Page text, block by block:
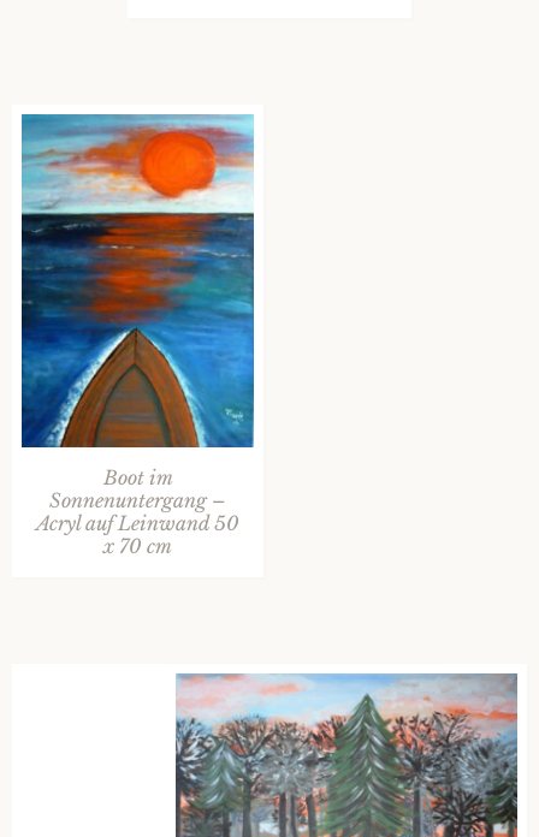
Boot im
Sonnenuntergang –
Acryl auf Leinwand 50
x 70 cm